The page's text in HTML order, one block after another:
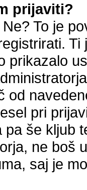
prijaviti?
To je
prikazalo
od
pri
pa še kljub
ne boš
saj je